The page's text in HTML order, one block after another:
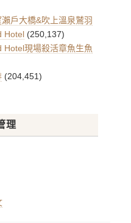
戶大橋&吹上溫泉鷲羽
Hotel (250,137)
Hotel現場殺活章魚生魚
(204,451)
理